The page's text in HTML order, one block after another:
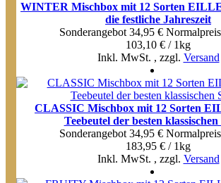
WINTER Mischbox mit 12 Sorten
die festliche Jahreszeit
Sonderangebot 34,95 € Normal­preis
103,10 € / 1kg
Inkl. MwSt. , zzgl. Versand
CLASSIC Mischbox mit 12 Sorten
Teebeutel der besten
Sonderangebot 34,95 € Normal­preis
183,95 € / 1kg
Inkl. MwSt. , zzgl. Versand